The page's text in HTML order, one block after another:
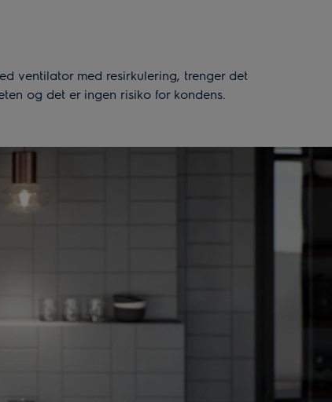
ventilator med resirkulering, trenger det
og det er ingen risiko for kondens.